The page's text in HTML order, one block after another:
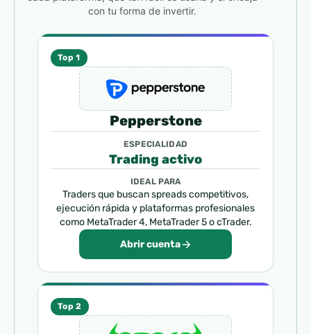
con tu forma de invertir.
Top 1
Pepperstone
ESPECIALIDAD
Trading activo
IDEAL PARA
Traders que buscan spreads competitivos,
ejecución rápida y plataformas profesionales
como MetaTrader 4, MetaTrader 5 o cTrader.
Abrir cuenta
Top 2